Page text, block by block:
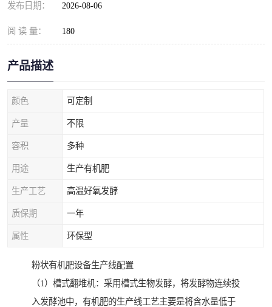
发布日期： 2026-08-06
阅 读 量： 180
产品描述
颜色 可定制
产量 不限
容积 多种
用途 生产有机肥
生产工艺 高温好氧发酵
质保期 一年
属性 环保型
粉状有机肥设备生产线配置
（1）槽式翻堆机：采用槽式生物发酵，将发酵物连续投
入发酵池中，有机肥的生产线工艺主要是将含水量低于